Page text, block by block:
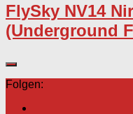
FlySky NV14
(Underground
Folgen: